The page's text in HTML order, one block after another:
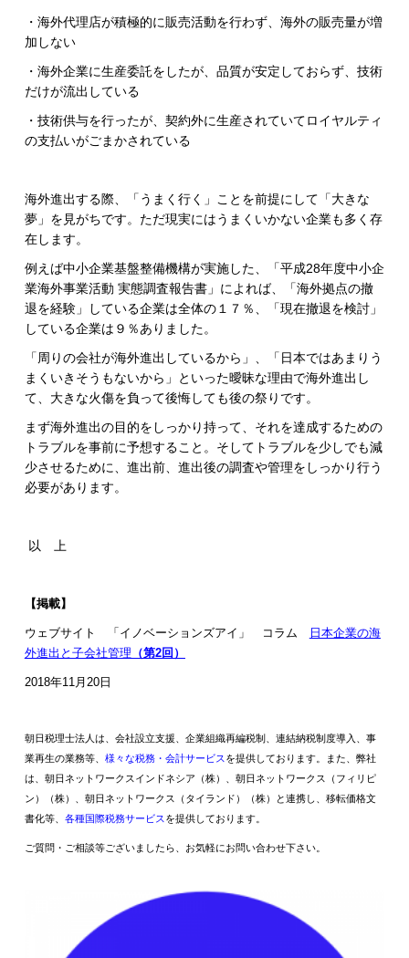
・海外代理店が積極的に販売活動を行わず、海外の販売量が増
加しない
・海外企業に生産委託をしたが、品質が安定しておらず、技術
だけが流出している
・技術供与を行ったが、契約外に生産されていてロイヤルティ
の支払いがごまかされている
海外進出する際、「うまく行く」ことを前提にして「大きな
夢」を見がちです。ただ現実にはうまくいかない企業も多く存
在します。
例えば中小企業基盤整備機構が実施した、「平成28年度中小企
業海外事業活動 実態調査報告書」によれば、「海外拠点の撤
退を経験」している企業は全体の１７％、「現在撤退を検討」
している企業は９％ありました。
「周りの会社が海外進出しているから」、「日本ではあまりう
まくいきそうもないから」といった曖昧な理由で海外進出し
て、大きな火傷を負って後悔しても後の祭りです。
まず海外進出の目的をしっかり持って、それを達成するための
トラブルを事前に予想すること。そしてトラブルを少しでも減
少させるために、進出前、進出後の調査や管理をしっかり行う
必要があります。
以 上
【掲載】
ウェブサイト 「イノベーションズアイ」 コラム
日本企業の海
外進出と子会社管理 （第2回）
2018年11月20日
朝日税理士法人は、会社設立支援、企業組織再編税制、連結納税制度導入、事
業再生の業務等、 様々な税務・会計サービス を提供しております。また、弊社
は、朝日ネットワークスインドネシア（株）、朝日ネットワークス（フィリピ
ン）（株）、朝日ネットワークス（タイランド）（株）と連携し、移転価格文
書化等、 各種国際税務サービス を提供しております。
ご質問・ご相談等ございましたら、お気軽にお問い合わせ下さい。